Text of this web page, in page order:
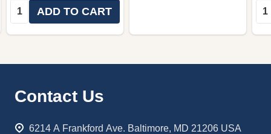
Quantity:ADD TO CART
Footer
Contact Us
6214 A Frankford Ave. Baltimore, MD 21206 USA